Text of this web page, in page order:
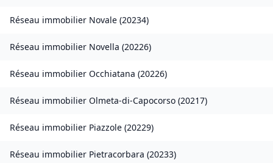
Réseau immobilier Novale (20234)
Réseau immobilier Novella (20226)
Réseau immobilier Occhiatana (20226)
Réseau immobilier Olmeta-di-Capocorso (20217)
Réseau immobilier Piazzole (20229)
Réseau immobilier Pietracorbara (20233)